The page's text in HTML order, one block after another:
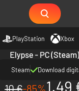
PlayStation Xbox
Elypse - PC (Steam)
Steam Download
10 €-85%1.49